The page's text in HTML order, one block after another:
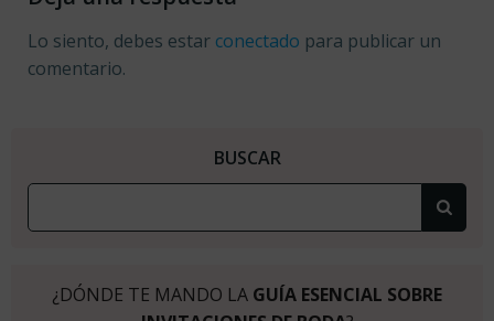
Lo siento, debes estar conectado para publicar un
comentario.
BUSCAR
Buscar: